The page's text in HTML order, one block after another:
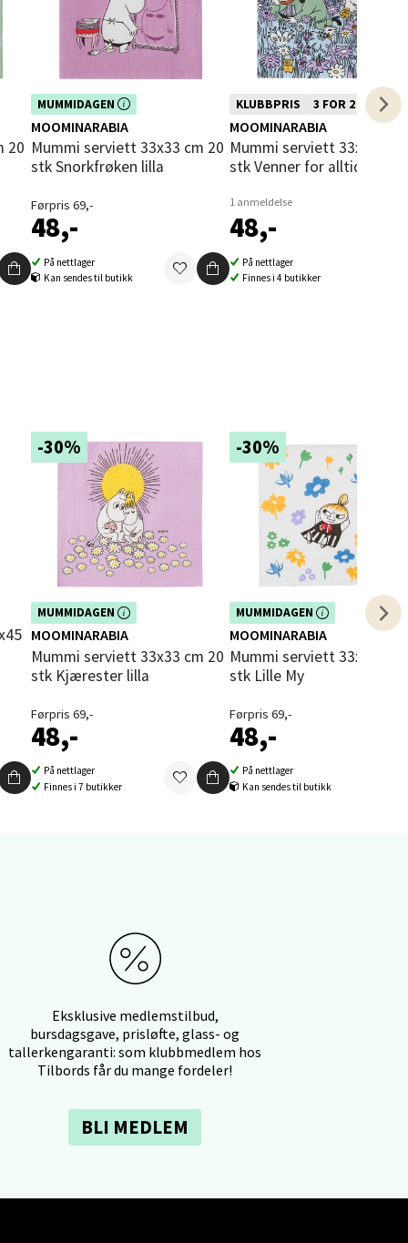
MUMMIDAGEN
Dette produktet er inkludert i vår
kampanje. Benytt deg av rabatten i
dag!
MOOMINARABIA
Mummi serviett 33x33 cm 20
stk Snorkfrøken lilla
Førpris 69,-
48,-
På nettlager
Kan sendes til butikk
KLUBBPRIS 3 FOR 2
Denne varen inngår i vår 3 for 2
kampanje. Vi spanderer den
MOOMINARABIA
Mummi serviett 33x33 cm 20
stk Venner for alltid
1 anmeldelse
48,-
På nettlager
Finnes i 4 butikker
-30%
MUMMIDAGEN
Dette produktet er inkludert i vår
kampanje. Benytt deg av rabatten i
dag!
MOOMINARABIA
Mummi serviett 33x33 cm 20
stk Kjærester lilla
Førpris 69,-
48,-
På nettlager
Finnes i 7 butikker
-30%
MUMMIDAGEN
Dette produktet er inkludert i vår
kampanje. Benytt deg av rabatten i
dag!
MOOMINARABIA
Mummi serviett 33x33 cm 20
stk Lille My
Førpris 69,-
48,-
På nettlager
Kan sendes til butikk
Eksklusive medlemstilbud,
bursdagsgave, prisløfte, glass- og
tallerkengaranti: som klubbmedlem hos
Tilbords får du mange fordeler!
BLI MEDLEM